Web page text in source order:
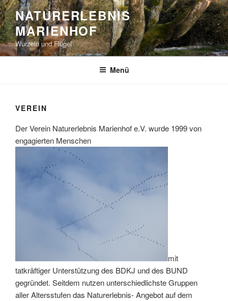
Zum
Inhalt
springen
NATURERLEBNIS
MARIENHOF
Wurzeln und Flügel
Menü
VEREIN
Der Verein Naturerlebnis Marienhof e.V. wurde 1999 von
engagierten Menschen
mit
tatkräftiger Unterstützung des BDKJ und des BUND
gegründet. Seitdem nutzen unterschiedlichste Gruppen
aller Altersstufen das Naturerlebnis- Angebot auf dem